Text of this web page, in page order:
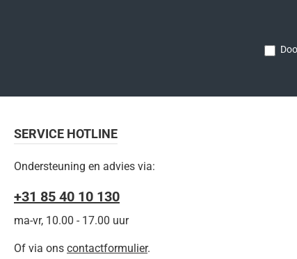
SERVICE HOTLINE
Ondersteuning en advies via:
+31 85 40 10 130
ma-vr, 10.00 - 17.00 uur
Of via ons contactformulier.